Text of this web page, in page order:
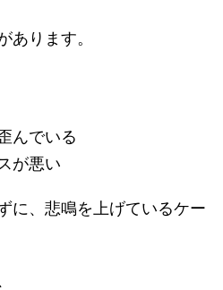
あります。
んでいる
が悪い
に、悲鳴を上げているケー